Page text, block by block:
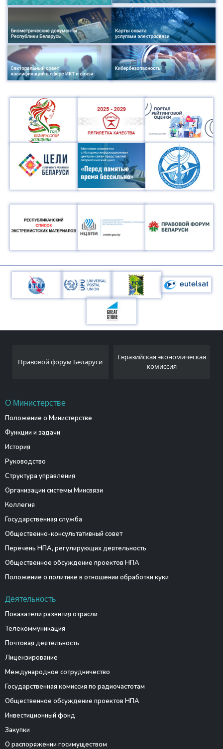
комиссия
статистический комитет
Республики Беларусь
О Министерстве
Положение о Министерстве
Функции и задачи
История
Руководство
Структура управления
Организации системы Минсвязи
Коллегия
Государственная служба
Общественно-консультативный совет
Перечень НПА, регулирующих деятельность
Общественное обсуждение проектов НПА
Положение о политике в отношении обработки куки
Деятельность
Показатели развития отрасли
Телекоммуникация
Почтовая деятельность
Лицензирование
Международное сотрудничество
Государственная комиссия по радиочастотам
Общественное обсуждение проектов НПА
Инвестиционный фонд
Закупки
О распоряжении госимуществом